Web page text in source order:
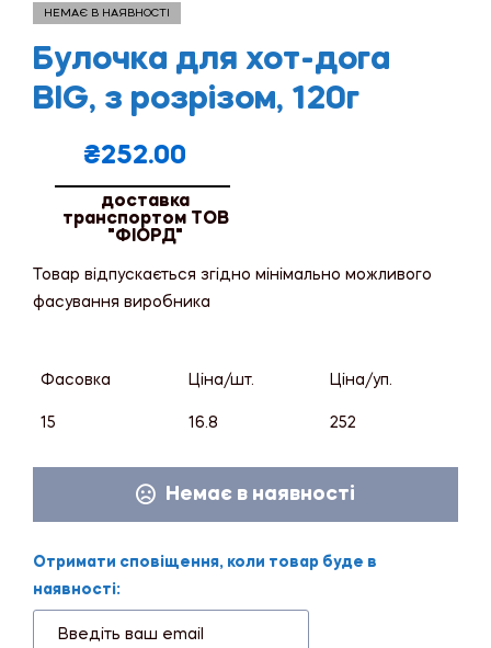
НЕМАЄ В НАЯВНОСТІ
Булочка для хот-дога
BIG, з розрізом, 120г
₴252.00
доставка
транспортом ТОВ
"ФІОРД"
Товар відпускається згідно мінімально можливого
фасування виробника
Фасовка Ціна/шт. Ціна/уп.
15 16.8 252
Немає в наявності
Отримати сповіщення, коли товар буде в
наявності: